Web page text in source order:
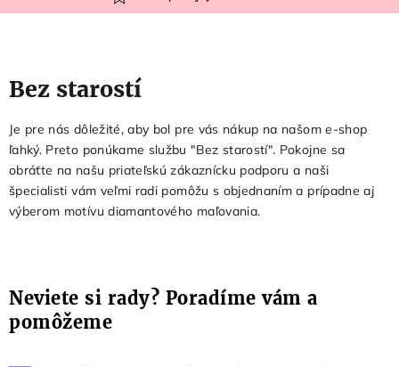
Bez starostí
Je pre nás dôležité, aby bol pre vás nákup na našom e-shop
ľahký. Preto ponúkame službu "Bez starostí". Pokojne sa
obráťte na našu priateľskú zákaznícku podporu a naši
špecialisti vám veľmi radi pomôžu s objednaním a prípadne aj
výberom motívu diamantového maľovania.
Neviete si rady? Poradíme vám a
pomôžeme